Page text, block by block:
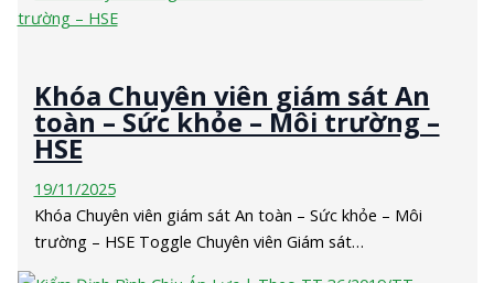
Khóa Chuyên viên giám sát An
toàn – Sức khỏe – Môi trường –
HSE
19/11/2025
Khóa Chuyên viên giám sát An toàn – Sức khỏe – Môi
trường – HSE Toggle Chuyên viên Giám sát…